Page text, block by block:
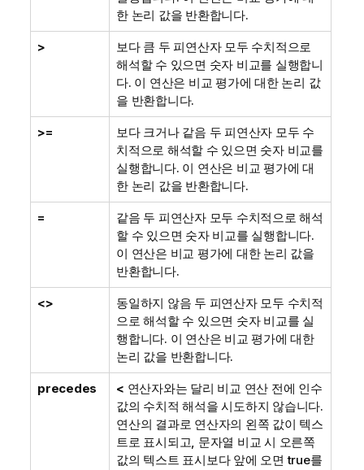
한 논리 값을 반환합니다.
>
보다 큼 두 피연산자 모두 수치적으로
해석할 수 있으면 숫자 비교를 실행합니
다. 이 연산은 비교 평가에 대한 논리 값
을 반환합니다.
>=
보다 크거나 같음 두 피연산자 모두 수
치적으로 해석할 수 있으면 숫자 비교를
실행합니다. 이 연산은 비교 평가에 대
한 논리 값을 반환합니다.
=
같음 두 피연산자 모두 수치적으로 해석
할 수 있으면 숫자 비교를 실행합니다.
이 연산은 비교 평가에 대한 논리 값을
반환합니다.
<>
동일하지 않음 두 피연산자 모두 수치적
으로 해석할 수 있으면 숫자 비교를 실
행합니다. 이 연산은 비교 평가에 대한
논리 값을 반환합니다.
precedes < 연산자와는 달리 비교 연산 전에 인수
값의 수치적 해석을 시도하지 않습니다.
연산의 결과로 연산자의 왼쪽 값이 텍스
트로 표시되고, 문자열 비교 시 오른쪽
값의 텍스트 표시보다 앞에 오면 true를